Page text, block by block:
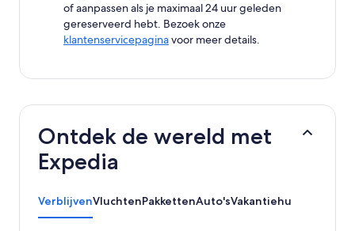
of aanpassen als je maximaal 24 uur geleden
gereserveerd hebt. Bezoek onze
klantenservicepaginavoor meer details.
Ontdek de wereld met
Expedia
VerblijvenVluchtenPakkettenAuto'sVakantiehuizen